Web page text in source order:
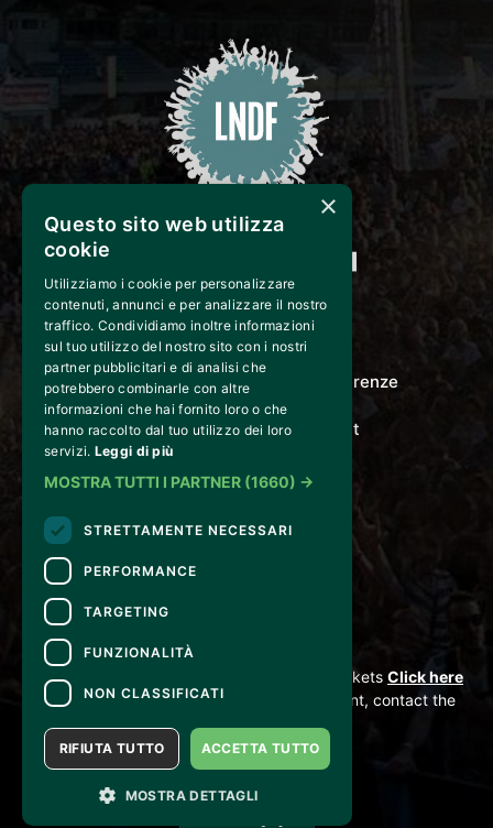
CONTACT
LE NOZZE DI FIGARO
Via Gordigiani 14 - 50127 Firenze
info@lenozzedifigaro.it
CONTACTS
For information and support in purchasing tickets Click here
For information on the program and the event, contact the
Accessibility statement
×
Questo sito web utilizza
cookie
Utilizziamo i cookie per personalizzare
contenuti, annunci e per analizzare il nostro
traffico. Condividiamo inoltre informazioni
sul tuo utilizzo del nostro sito con i nostri
partner pubblicitari e di analisi che
potrebbero combinarle con altre
informazioni che hai fornito loro o che
hanno raccolto dal tuo utilizzo dei loro
servizi. Leggi di più
MOSTRA TUTTI I PARTNER (1660) →
STRETTAMENTE NECESSARI
PERFORMANCE
TARGETING
FUNZIONALITÀ
NON CLASSIFICATI
ACCETTA TUTTO
RIFIUTA TUTTO
MOSTRA DETTAGLI